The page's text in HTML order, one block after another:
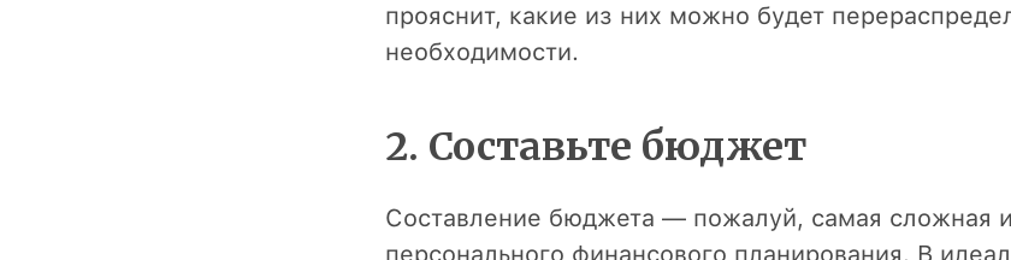
прояснит, какие из них можно будет
необходимости.
2. Составьте бюджет
Составление бюджета — пожалуй, самая сложная
персонального финансового планирования. В